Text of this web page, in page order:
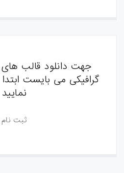
جهت دانلود قالب
گرافیکی می بایست
نمایید
ثبت نام